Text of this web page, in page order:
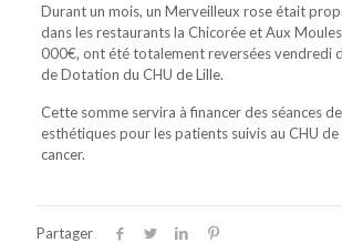
Durant un mois, un Merveilleux rose était
dans les restaurants la Chicorée et Aux
000€, ont été totalement reversées vendredi
de Dotation du CHU de Lille.
Cette somme servira à financer des séances
esthétiques pour les patients suivis au CHU de
cancer.
Partager